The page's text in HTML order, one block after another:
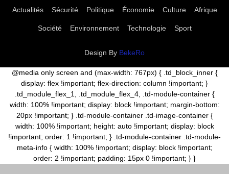
Actualités Sécurité Politique Économie Culture Afrique
Société Environnement Technologie Sport
Design By BekeRo
@media only screen and (max-width: 767px) { .td_block_inner {
display: flex !important; flex-direction: column !important; }
.td_module_flex_1, .td_module_flex_4, .td-module-container {
width: 100% !important; display: block !important; margin-bottom:
20px !important; } .td-module-container .td-image-container {
width: 100% !important; height: auto !important; display: block
!important; order: 1 !important; } .td-module-container .td-module-
meta-info { width: 100% !important; display: block !important;
order: 2 !important; padding: 15px 0 !important; } }